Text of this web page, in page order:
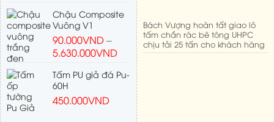
Chậu Composite
Vuông V1
90.000VND–
5.630.000VND
Tấm PU giả đá Pu-
60H
450.000VND
Bách Vượng hoàn tất giao lô
tấm chắn rác bê tông UHPC
chịu tải 25 tấn cho khách hàng